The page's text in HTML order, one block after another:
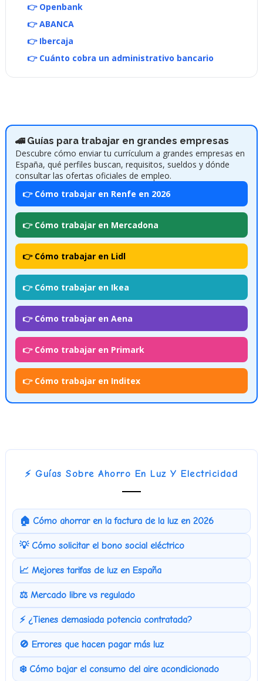
👉 Openbank
👉 ABANCA
👉 Ibercaja
👉 Cuánto cobra un administrativo bancario
🚄 Guías para trabajar en grandes empresas
Descubre cómo enviar tu currículum a grandes empresas en
España, qué perfiles buscan, requisitos, sueldos y dónde
consultar las ofertas oficiales de empleo.
👉 Cómo trabajar en Renfe en 2026
👉 Cómo trabajar en Mercadona
👉 Cómo trabajar en Lidl
👉 Cómo trabajar en Ikea
👉 Cómo trabajar en Aena
👉 Cómo trabajar en Primark
👉 Cómo trabajar en Inditex
⚡ Guías Sobre Ahorro En Luz Y Electricidad
🏠 Cómo ahorrar en la factura de la luz en 2026
💡 Cómo solicitar el bono social eléctrico
📈 Mejores tarifas de luz en España
⚖️ Mercado libre vs regulado
⚡ ¿Tienes demasiada potencia contratada?
🚫 Errores que hacen pagar más luz
❄️ Cómo bajar el consumo del aire acondicionado